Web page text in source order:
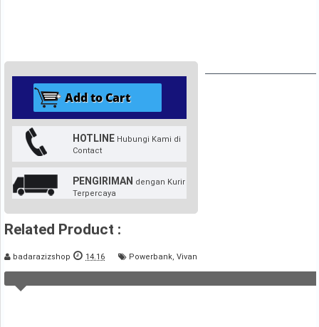
HOTLINE Hubungi Kami di
Contact
PENGIRIMAN dengan Kurir
Terpercaya
Related Product :
badarazizshop 14.16 Powerbank Vivan